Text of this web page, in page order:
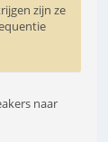
zijn ze
naar